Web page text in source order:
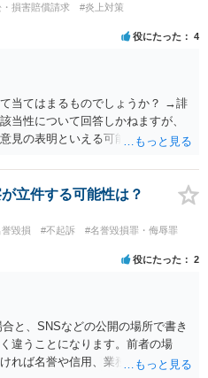
「商業的目的」を強く示す要素で
わけではありません。完全無償・
作物」としての側面が強く評価さ
収益がある場合は「商業利用」と
る可能性があります。 公開前に変
公開の場でアドバイスするにも限
参の上、弁護士に相談されること
損害賠償請求
#炎上対策
役にたった 4
当てはまるものでしょうか？ →誹
当性について回答しかねますが、
見の表明といえる可能性が高く、
裁判や刑事裁判に発展しうるもの
損・侮辱に該当する可能性が低い
ることはあまり考えられないよう
立件する可能性は？
毀損 #不起訴
#名誉毀損罪・侮辱罪
役にたった 2
と、SNSなどの公開の場所で書き
違うことになります。前者の場
れば名誉や信用、業務にかかる犯